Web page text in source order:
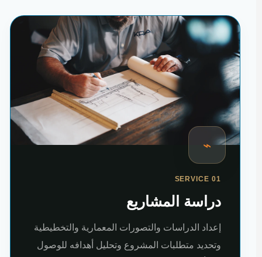
⌁
SERVICE 01
دراسة المشاريع
إعداد الدراسات والتصورات المعمارية والتخطيطية
وتحديد متطلبات المشروع وتحليل أهدافه للوصول